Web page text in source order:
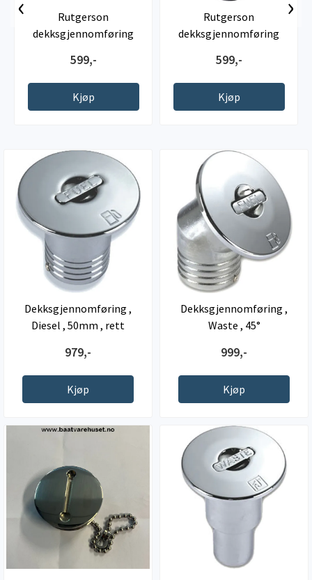
Rutgerson
dekksgjennomføring
599,-
Kjøp
Rutgerson
dekksgjennomføring
599,-
Kjøp
Dekksgjennomføring ,
Diesel , 50mm , rett
979,-
Kjøp
Dekksgjennomføring ,
Waste , 45°
999,-
Kjøp